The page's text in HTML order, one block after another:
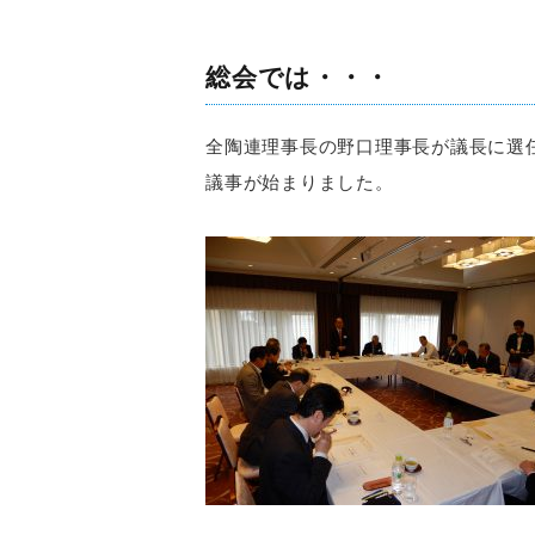
総会では・・・
全陶連理事長の野口理事長が議長に選
議事が始まりました。